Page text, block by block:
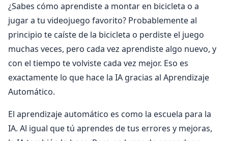
¿Sabes cómo aprendiste a montar en bicicleta o a
jugar a tu videojuego favorito? Probablemente al
principio te caíste de la bicicleta o perdiste el juego
muchas veces, pero cada vez aprendiste algo nuevo, y
con el tiempo te volviste cada vez mejor. Eso es
exactamente lo que hace la IA gracias al Aprendizaje
Automático.
El aprendizaje automático es como la escuela para la
IA. Al igual que tú aprendes de tus errores y mejoras,